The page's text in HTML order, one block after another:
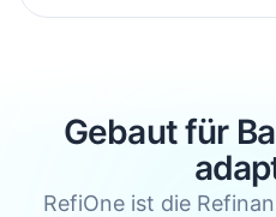
Gebaut für
RefiOne ist die